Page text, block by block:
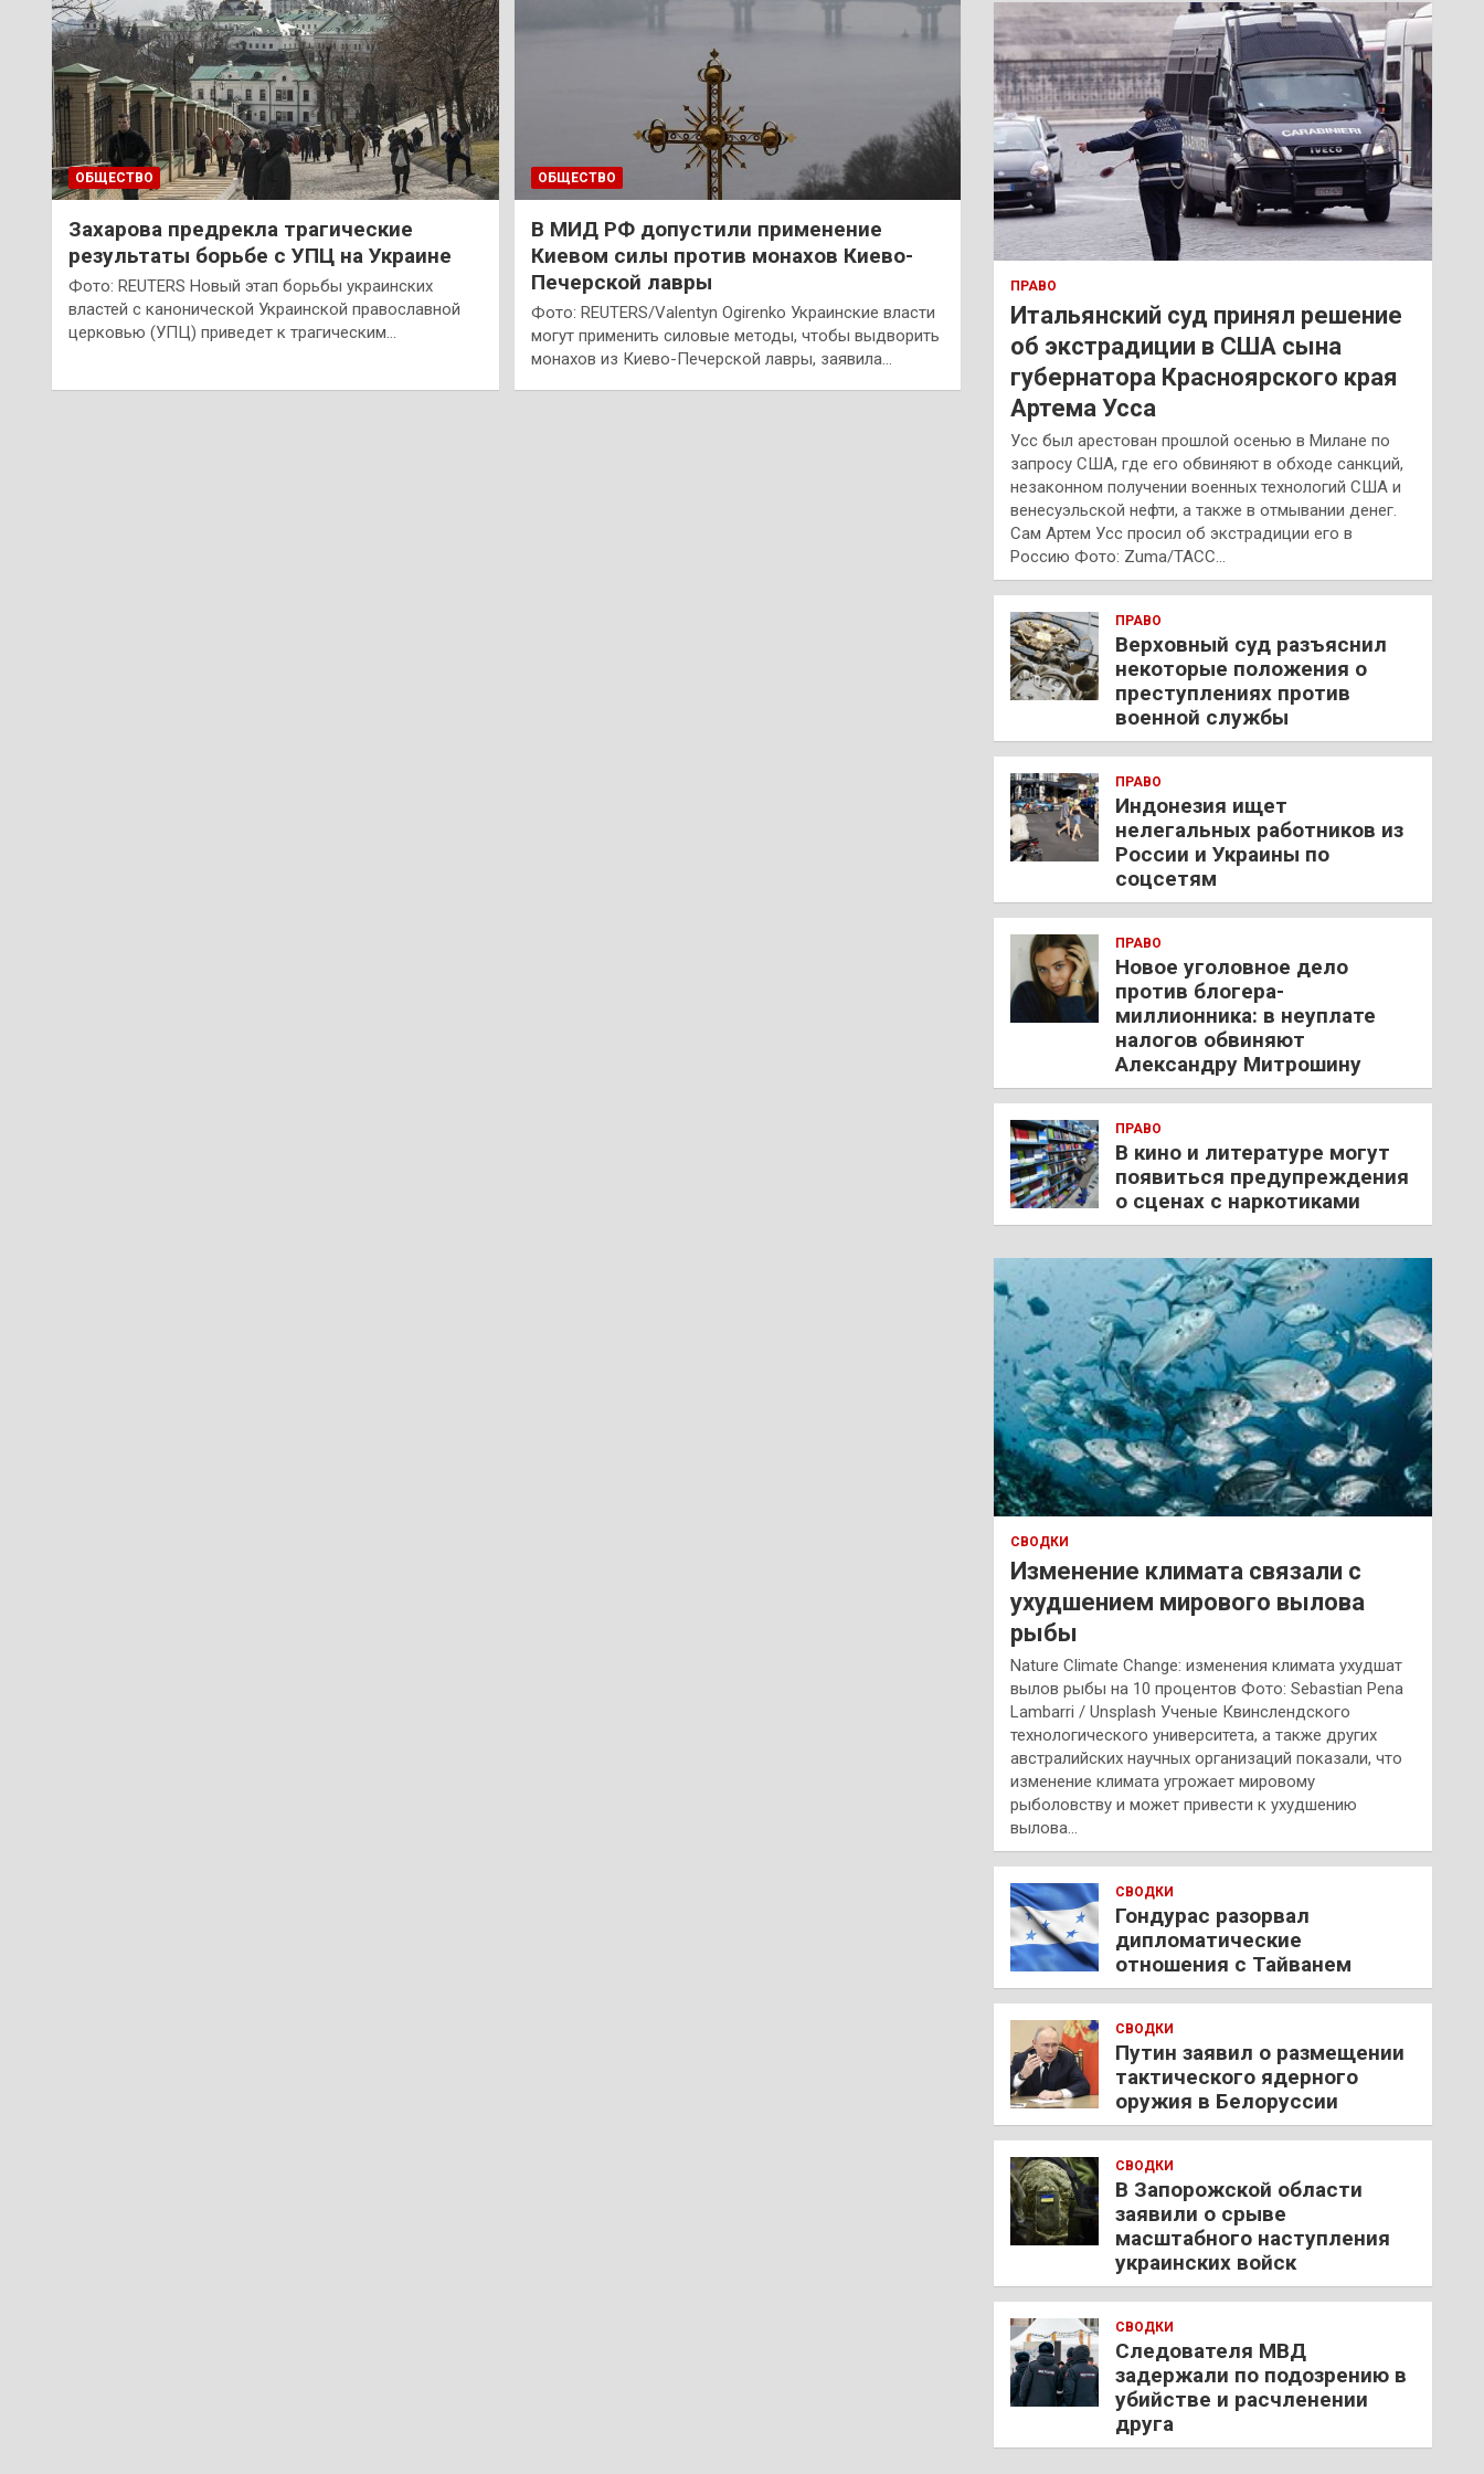
ОБЩЕСТВО
Захарова предрекла трагические
результаты борьбе с УПЦ на Украине
Фото: REUTERS Новый этап борьбы украинских
властей с канонической Украинской православной
церковью (УПЦ) приведет к трагическим…
ОБЩЕСТВО
В МИД РФ допустили применение
Киевом силы против монахов Киево-
Печерской лавры
Фото: REUTERS/Valentyn Ogirenko Украинские власти
могут применить силовые методы, чтобы выдворить
монахов из Киево-Печерской лавры, заявила…
к
ПРАВО
Итальянский суд принял решение
об экстрадиции в США сына
губернатора Красноярского края
Артема Усса
Усс был арестован прошлой осенью в Милане по
запросу США, где его обвиняют в обходе санкций,
незаконном получении военных технологий США и
венесуэльской нефти, а также в отмывании денег.
Сам Артем Усс просил об экстрадиции его в
Россию Фото: Zuma/ТАСС…
ПРАВО
Верховный суд разъяснил
некоторые положения о
преступлениях против
военной службы
ПРАВО
Индонезия ищет
нелегальных работников из
России и Украины по
соцсетям
ПРАВО
Новое уголовное дело
против блогера-
миллионника: в неуплате
налогов обвиняют
Александру Митрошину
ПРАВО
В кино и литературе могут
появиться предупреждения
о сценах с наркотиками
СВОДКИ
Изменение климата связали с
ухудшением мирового вылова
рыбы
Nature Climate Change: изменения климата ухудшат
вылов рыбы на 10 процентов Фото: Sebastian Pena
Lambarri / Unsplash Ученые Квинслендского
технологического университета, а также других
австралийских научных организаций показали, что
изменение климата угрожает мировому
рыболовству и может привести к ухудшению
вылова…
СВОДКИ
Гондурас разорвал
дипломатические
отношения с Тайванем
СВОДКИ
Путин заявил о размещении
тактического ядерного
оружия в Белоруссии
СВОДКИ
В Запорожской области
заявили о срыве
масштабного наступления
украинских войск
СВОДКИ
Следователя МВД
задержали по подозрению в
убийстве и расчленении
друга